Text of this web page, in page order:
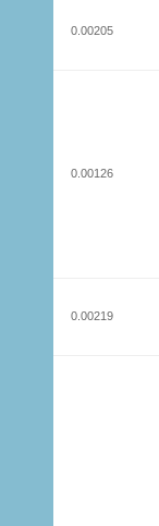
0.00205
0.00126
0.00219